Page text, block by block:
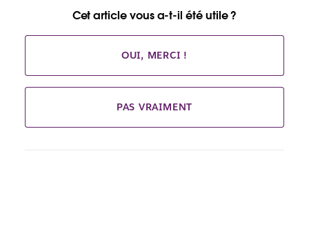
Cet article vous a-t-il été utile ?
OUI, MERCI !
PAS VRAIMENT